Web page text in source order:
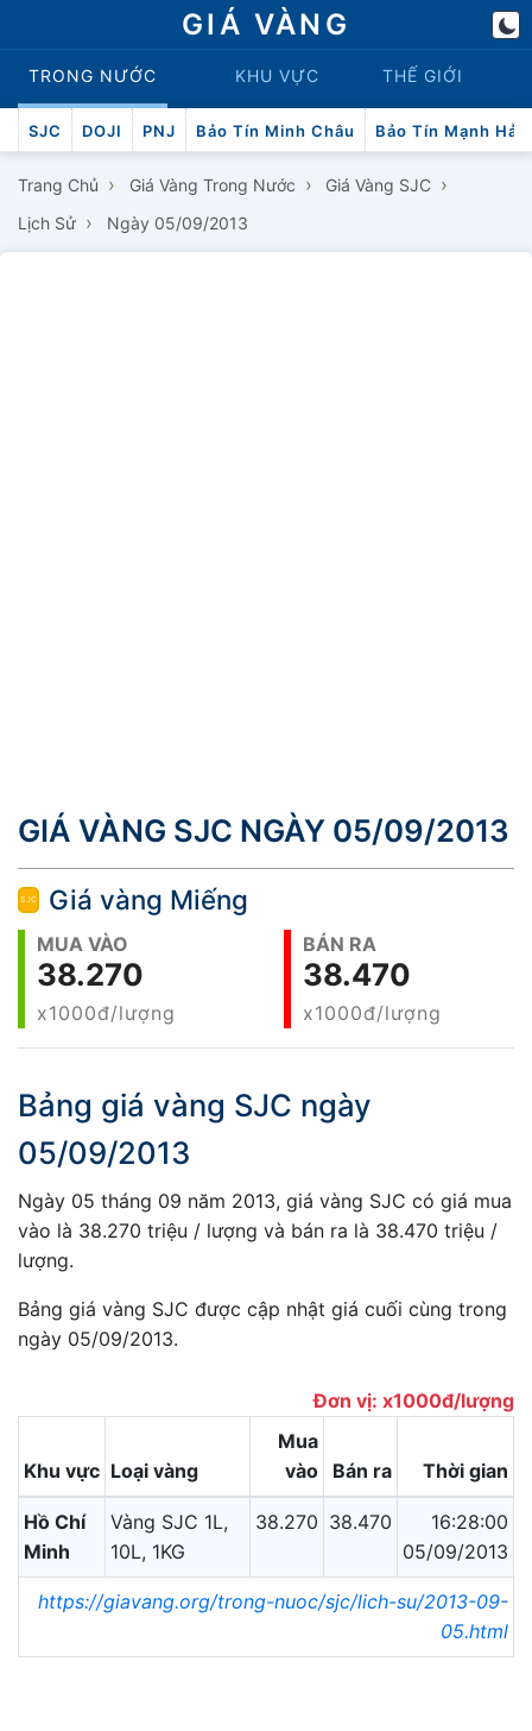
GIÁ VÀNG
TRONG NƯỚC KHU VỰC THẾ GIỚI
SJC DOJI PNJ Bảo Tín Minh Châu Bảo Tín Mạnh Hải
Trang Chủ › Giá Vàng Trong Nước › Giá Vàng SJC ›
Lịch Sử › Ngày 05/09/2013
GIÁ VÀNG SJC NGÀY 05/09/2013
Giá vàng Miếng
MUA VÀO
38.270
x1000đ/lượng
BÁN RA
38.470
x1000đ/lượng
Bảng giá vàng SJC ngày
05/09/2013
Ngày 05 tháng 09 năm 2013, giá vàng SJC có giá mua
vào là 38.270 triệu / lượng và bán ra là 38.470 triệu /
lượng.
Bảng giá vàng SJC được cập nhật giá cuối cùng trong
ngày 05/09/2013.
Đơn vị: x1000đ/lượng
Khu vực Loại vàng
Mua
vào
Bán ra Thời gian
Hồ Chí
Minh
Vàng SJC 1L,
10L, 1KG
38.270 38.470
16:28:00
05/09/2013
https://giavang.org/trong-nuoc/sjc/lich-su/2013-09-
05.html